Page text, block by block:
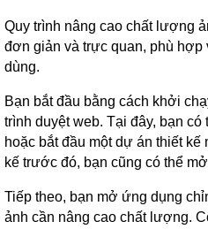
Quy trình nâng cao chất lượng
đơn giản và trực quan, phù
dùng.
Bạn bắt đầu bằng cách khởi
trình duyệt web. Tại đây, bạn có
hoặc bắt đầu một dự án thiết
kế trước đó, bạn cũng có thể
Tiếp theo, bạn mở ứng dụng
ảnh cần nâng cao chất lượng.